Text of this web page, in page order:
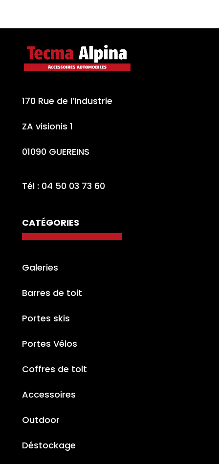
170 Rue de l’Industrie
ZA visionis 1
01090 GUEREINS
Tél : 04 50 03 73 60
CATÉGORIES
Galeries
Barres de toit
Portes skis
Portes Vélos
Coffres de toit
Accessoires
Outdoor
Déstockage